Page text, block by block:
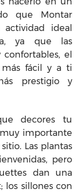
que Montar
actividad ideal
ya que las
confortables, el
más fácil y a ti
prestigio y
decores tu
importante
Las plantas
pero
dan una
los sillones con